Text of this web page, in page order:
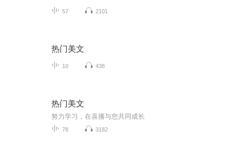
57 2101
热门美文
10 438
热门美文
努力学习，在喜播与您共同成长
78 3182